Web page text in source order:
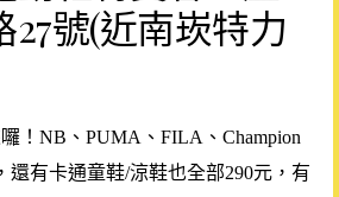
號(近南崁特力
！ NB、 PUMA 、FILA 、 Champion
還有卡通童鞋/涼鞋也全部290元，有